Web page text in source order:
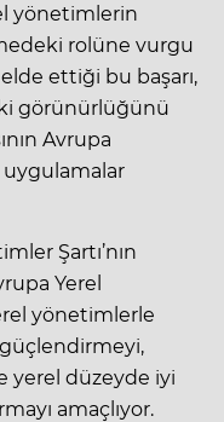
yönetimlerin
rolüne vurgu
ettiği bu başarı,
görünürlüğünü
Avrupa
Şartı’nın
Yerel
yönetimlerle
yerel düzeyde iyi
amaçlıyor.